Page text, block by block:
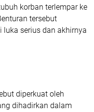
korban terlempar ke
tersebut
serius dan akhirnya
diperkuat oleh
dihadirkan dalam